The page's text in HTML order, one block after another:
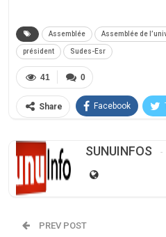
Assemblée Assemblée de
président Sudes-Esr
0
41
Share Facebook
SUNUINFOS
PREV POST